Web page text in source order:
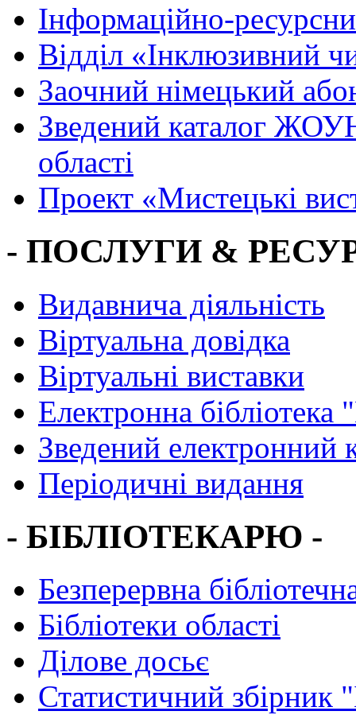
Інформаційно-
Вiддiл «Інклюзивний
Заочний німецький
Зведений каталог
області
Проект «Мистецькі
- ПОСЛУГИ &
Видавнича діяльність
Віртуальна довідка
Віртуальні виставки
Електронна
Зведений електронний
Періодичні видання
- БІБЛІОТЕКАРЮ -
Безперервна
Бібліотеки області
Ділове досьє
Статистичний